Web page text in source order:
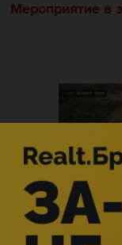
Мероприятие в